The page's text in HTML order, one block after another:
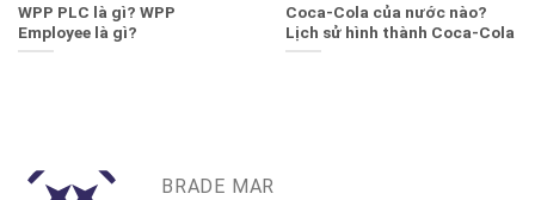
WPP PLC là gì? WPP
Employee là gì?
Coca-Cola của nước nào?
Lịch sử hình thành Coca-Cola
BRADE MAR